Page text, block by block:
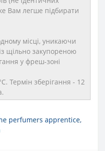
Вам легше підбирати
місці, уникаючи
щільно закупореною
у фреш-зоні
Термін зберігання - 12
perfumers apprentice,